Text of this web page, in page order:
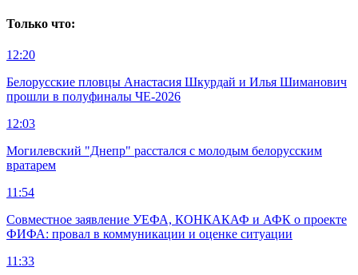
Только что:
12:20
Белорусские пловцы Анастасия Шкурдай и Илья Шиманович
прошли в полуфиналы ЧЕ-2026
12:03
Могилевский "Днепр" расстался с молодым белорусским
вратарем
11:54
Совместное заявление УЕФА, КОНКАКАФ и АФК о проекте
ФИФА: провал в коммуникации и оценке ситуации
11:33